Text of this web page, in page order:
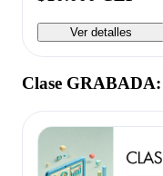
Ver detalles
Clase